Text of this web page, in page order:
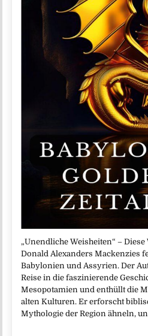
„Unendliche Weisheiten“ –
Donald Alexanders Mackenzies
Babylonien und Assyrien. Der
Reise in die faszinierende
Mesopotamien und enthüllt die
alten Kulturen. Er erforscht
Mythologie der Region ähneln,